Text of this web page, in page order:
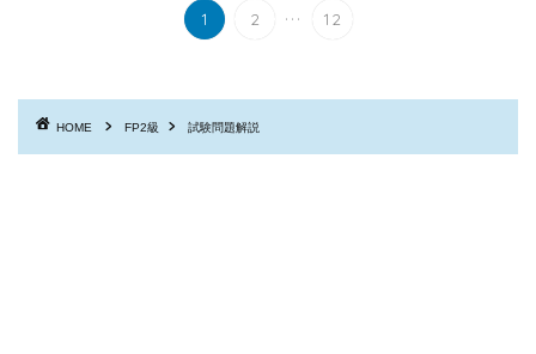
1 2 ... 12
HOME FP2級 試験問題解説